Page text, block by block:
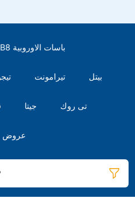
B8 باسات الاوروبية
تيرامونت بيتل
جيتا تى روك
عروض